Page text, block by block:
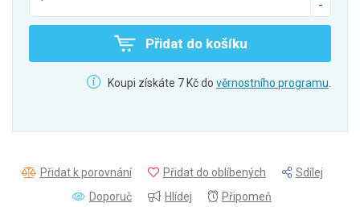
Přidat do košíku
Koupi získáte 7 Kč do věrnostního programu
Přidat k porovnání Přidat do oblíbených
Sdílej
Doporuč
Hlídej Připomeň